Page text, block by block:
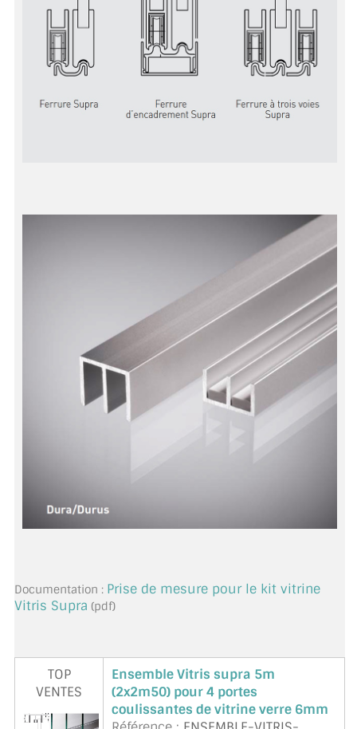
BARRES DE STABILISATION
JOINTS D'ÉTANCHÉITÉS
FIXATION GARDES CORPS
(STROMBINOSCOPE)
EXEMPLES, RÉALISATIONS, INSPIRATIONS
COMMENT COUPER DU VERRE ?
CONSEILS / AIDE
NOUS TROUVER - BUC 78
Documentation : Prise de mesure pour le kit vitrine
Vitris Supra (pdf)
TOP
VENTES
Ensemble Vitris supra 5m
(2x2m50) pour 4 portes
coulissantes de vitrine verre 6mm